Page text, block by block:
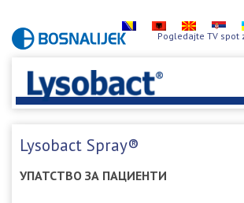
Pogledajte TV spot
Lysobact Spray®
УПАТСТВО ЗА ПАЦИЕНТИ